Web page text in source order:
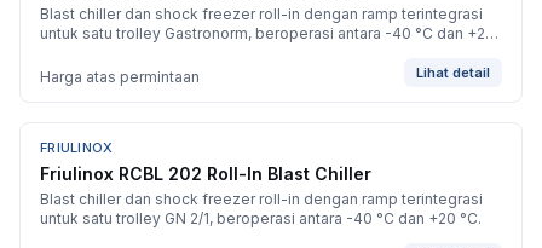
Blast chiller dan shock freezer roll-in dengan ramp terintegrasi
untuk satu trolley Gastronorm, beroperasi antara -40 °C dan +20
Harga atas permintaan
Lihat detail
BARU
FRIULINOX
Friulinox RCBL 202 Roll-In Blast Chiller
Blast chiller dan shock freezer roll-in dengan ramp terintegrasi
untuk satu trolley GN 2/1, beroperasi antara -40 °C dan +20 °C.